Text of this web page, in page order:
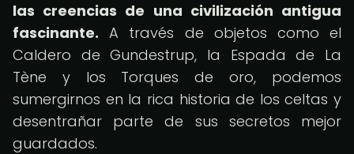
las creencias de una civilización antigua
fascinante. A través de objetos como el
Caldero de Gundestrup, la Espada de La
Tène y los Torques de oro, podemos
sumergirnos en la rica historia de los celtas y
desentrañar parte de sus secretos mejor
guardados.